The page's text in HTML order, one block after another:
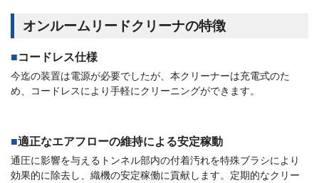
オンルームリードクリーナの特徴
コードレス仕様
今迄の装置は電源が必要でしたが、本クリーナーは充電式のた
め、コードレスにより手軽にクリーニングができます。
適正なエアフローの維持による安定稼動
通圧に影響を与えるトンネル部内の付着汚れを特殊ブラシにより
効果的に除去し、織機の安定稼働に貢献します。定期的なクリー